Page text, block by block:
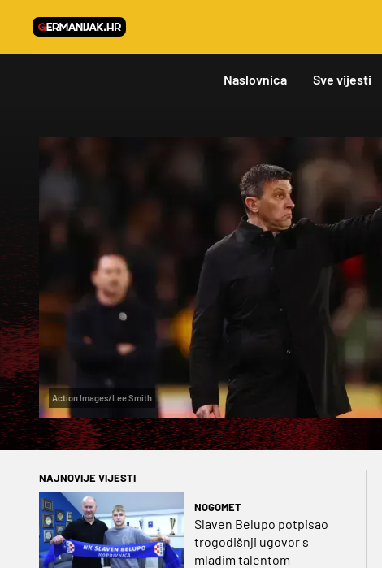
Naslovnica Sve vijesti
Action Images/Lee Smith
NAJNOVIJE VIJESTI
NOGOMET
Slaven Belupo potpisao
trogodišnji ugovor s
mladim talentom